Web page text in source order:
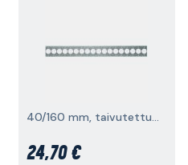
40/160 mm, taivutettu reuna
24,70 €